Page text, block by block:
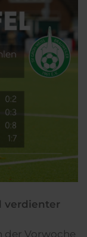
verdienter
der Vorwoche